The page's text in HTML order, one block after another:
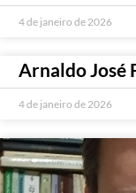
4 de janeiro de 2026
Arnaldo José
4 de janeiro de 2026